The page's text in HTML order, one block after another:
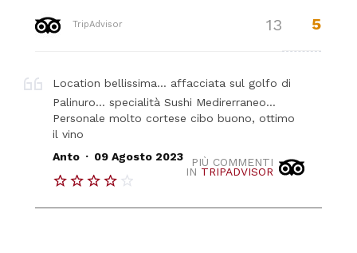
TripAdvisor 13 5
Location bellissima… affacciata sul golfo di
Palinuro… specialità Sushi Medirerraneo…
Personale molto cortese cibo buono, ottimo
il vino
PIÙ COMMENTI
IN TRIPADVISOR
Anto . 09 Agosto 2023